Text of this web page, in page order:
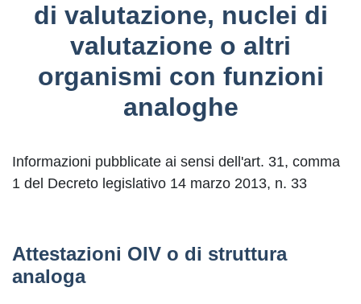
di valutazione, nuclei di
valutazione o altri
organismi con funzioni
analoghe
Informazioni pubblicate ai sensi dell'art. 31, comma
1 del Decreto legislativo 14 marzo 2013, n. 33
Attestazioni OIV o di struttura
analoga